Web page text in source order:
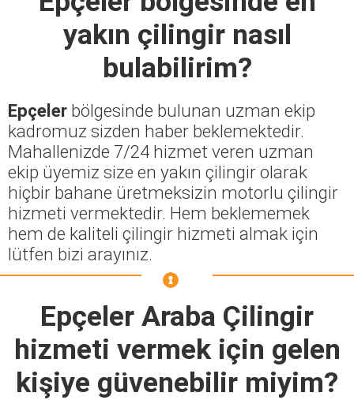
yakın çilingir nasıl
bulabilirim?
Epçeler bölgesinde bulunan uzman ekip
kadromuz sizden haber beklemektedir.
Mahallenizde 7/24 hizmet veren uzman
ekip üyemiz size en yakın çilingir olarak
hiçbir bahane üretmeksizin motorlu çilingir
hizmeti vermektedir. Hem beklememek
hem de kaliteli çilingir hizmeti almak için
lütfen bizi arayınız.
Epçeler Araba Çilingir
hizmeti vermek için gelen
kişiye güvenebilir miyim?